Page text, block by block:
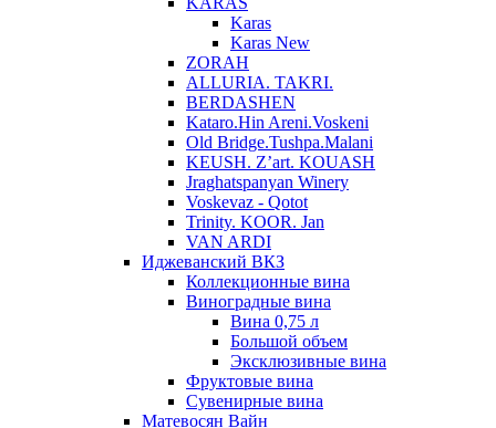
Karas
Karas New
ZORAH
ALLURIA. TAKRI.
BERDASHEN
Kataro.Hin Areni.Voskeni
Old Bridge.Tushpa.Malani
KEUSH. Z’art. KOUASH
Jraghatspanyan Winery
Voskevaz - Qotot
Trinity. KOOR. Jan
VAN ARDI
Иджеванский ВКЗ
Коллекционные вина
Виноградные вина
Вина 0,75 л
Большой объем
Эксклюзивные вина
Фруктовые вина
Cувенирные вина
Матевосян Вайн